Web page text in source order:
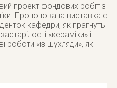
проект фондових робіт з
Пропонована виставка є
кафедри, як прагнуть
«кераміки» і
«із шухляди», які